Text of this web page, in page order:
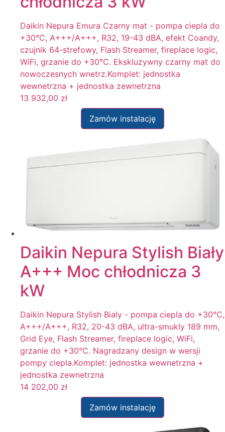
Daikin Nepura Emura Czarny mat - pompa ciepla do
+30°C, A+++/A+++, R32, 19-43 dBA, efekt Coandy,
czujnik 64-strefowy, Flash Streamer, fireplace logic,
WiFi, grzanie do +30°C. Ekskluzywny czarny mat do
nowoczesnych wnetrz.Komplet: jednostka
wewnetrzna + jednostka zewnetrzna
13 932,00 zł
Zamów instalację
Daikin Nepura Stylish Biały
A+++ Moc chłodnicza 3
kW
Daikin Nepura Stylish Bialy - pompa ciepla do +30°C,
A+++/A+++, R32, 20-43 dBA, ultra-smukly 189 mm,
Grid Eye, Flash Streamer, fireplace logic, WiFi,
grzanie do +30°C. Nagradzany design w wersji
pompy ciepla.Komplet: jednostka wewnetrzna +
jednostka zewnetrzna
14 202,00 zł
Zamów instalację